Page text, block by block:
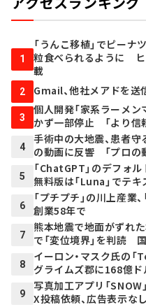
1
「うんこ移植」でピーナ
粒食べられるように
載
2 Gmail、他社メアドを送
3
個人開発「家系ラーメ
かず一部停止 「より信
4
手術中の大地震、患者
の動画に反響 「プロの動
5
「ChatGPT」のデフォル
無料版は「Luna」でテ
6
「プチプチ」の川上産業
創業58年で
7
熊本地震で地面がずれ
で「変位境界」を判読
8
イーロン・マスク氏の
グライムズ郡に168億ド
9
写真加工アプリ「
X投稿依頼、広告表示